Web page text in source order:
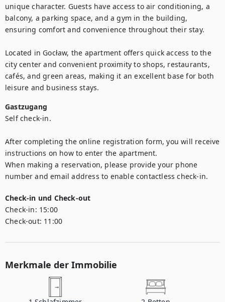
unique character. Guests have access to air conditioning, a
balcony, a parking space, and a gym in the building,
ensuring comfort and convenience throughout their stay.
Located in Gocław, the apartment offers quick access to the
city center and convenient proximity to shops, restaurants,
cafés, and green areas, making it an excellent base for both
leisure and business stays.
Gastzugang
Self check-in.
After completing the online registration form, you will receive
instructions on how to enter the apartment.
When making a reservation, please provide your phone
number and email address to enable contactless check-in.
Check-in und Check-out
Check-in: 15:00
Check-out: 11:00
Merkmale der Immobilie